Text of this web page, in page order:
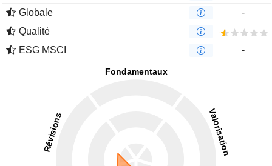
Globale
-
Qualité
ESG MSCI
-